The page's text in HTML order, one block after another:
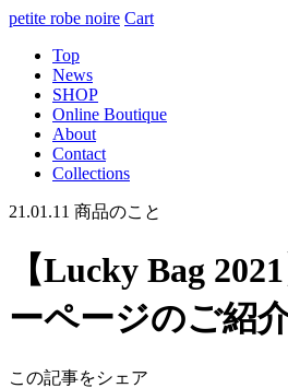
petite robe noire Cart
Top
News
SHOP
Online Boutique
About
Contact
Collections
21.01.11 商品のこと
【Lucky Bag
ーページのご紹
この記事をシェア